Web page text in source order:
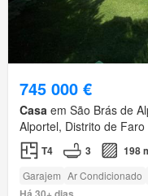
745 000 €
Casa em São Brás de
Alportel, Distrito de Faro
T4 3 198
Garajem Ar Condicionado